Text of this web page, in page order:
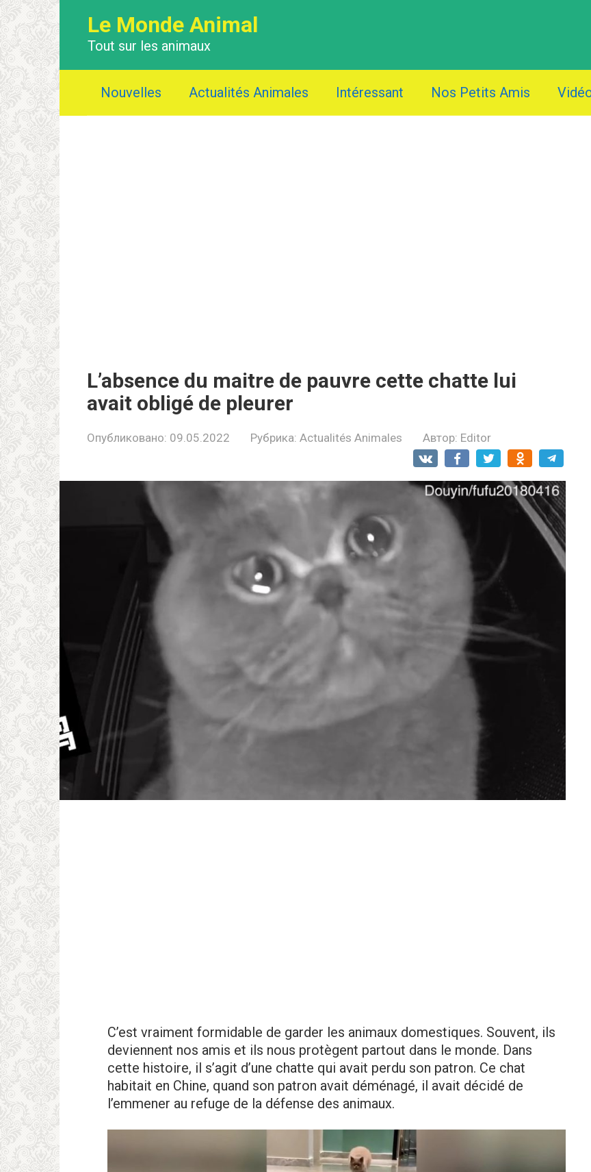
Le Monde Animal
Tout sur les animaux
Nouvelles Actualités Animales Intéressant Nos Petits Amis
L’absence du maitre de pauvre cette chatte lui
avait obligé de pleurer
Опубликовано: 09.05.2022 Рубрика: Actualités Animales Автор: Editor
C’est vraiment formidable de garder les animaux domestiques. Souvent, ils
deviennent nos amis et ils nous protègent partout dans le monde. Dans
cette histoire, il s’agit d’une chatte qui avait perdu son patron. Ce chat
habitait en Chine, quand son patron avait déménagé, il avait décidé de
l’emmener au refuge de la défense des animaux.